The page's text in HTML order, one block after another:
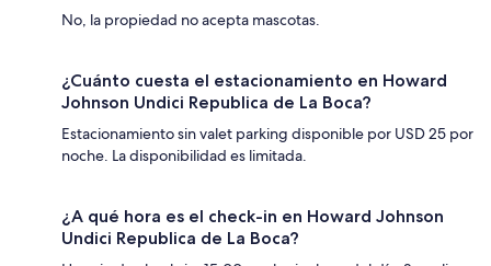
No, la propiedad no acepta mascotas.
¿Cuánto cuesta el estacionamiento en Howard
Johnson Undici Republica de La Boca?
Estacionamiento sin valet parking disponible por USD 25 por
noche. La disponibilidad es limitada.
¿A qué hora es el check-in en Howard Johnson
Undici Republica de La Boca?